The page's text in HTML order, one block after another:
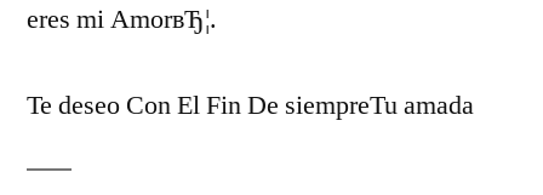
eres mi AmorвЂ¦.
Te deseo Con El Fin De siempreTu amada